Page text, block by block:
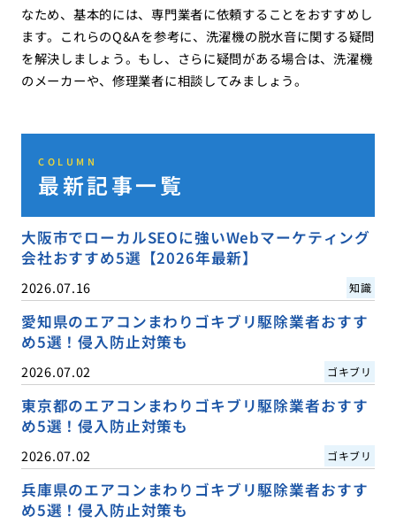
なため、基本的には、専門業者に依頼することをおすすめし
ます。これらのQ&Aを参考に、洗濯機の脱水音に関する疑問
を解決しましょう。もし、さらに疑問がある場合は、洗濯機
のメーカーや、修理業者に相談してみましょう。
COLUMN
最新記事一覧
大阪市でローカルSEOに強いWebマーケティング
会社おすすめ5選【2026年最新】
2026.07.16 知識
愛知県のエアコンまわりゴキブリ駆除業者おすす
め5選！侵入防止対策も
2026.07.02 ゴキブリ
東京都のエアコンまわりゴキブリ駆除業者おすす
め5選！侵入防止対策も
2026.07.02 ゴキブリ
兵庫県のエアコンまわりゴキブリ駆除業者おすす
め5選！侵入防止対策も